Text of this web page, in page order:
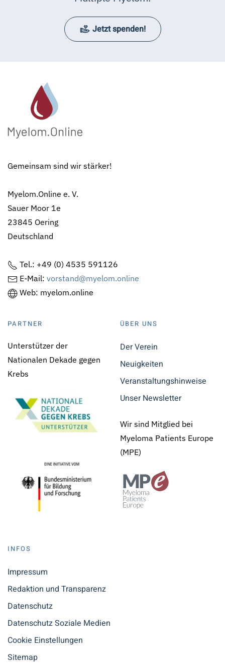
Jetzt spenden!
Gemeinsam sind wir stärker!
Myelom.Online e. V.
Sauer Moor 1e
23845 Oering
Deutschland
Tel.: +49 (0) 4535 591126
E-Mail: vorstand@myelom.online
Web: myelom.online
PARTNER
Unterstützer der
Nationalen Dekade gegen
Krebs
ÜBER UNS
Der Verein
Neuigkeiten
Veranstaltungshinweise
Unser Newsletter
Wir sind Mitglied bei
Myeloma Patients Europe
(MPE)
INFOS
Impressum
Redaktion und Transparenz
Datenschutz
Datenschutz Soziale Medien
Cookie Einstellungen
Sitemap